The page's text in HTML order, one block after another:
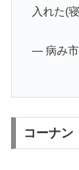
入れた(
— 病み市
コーナン